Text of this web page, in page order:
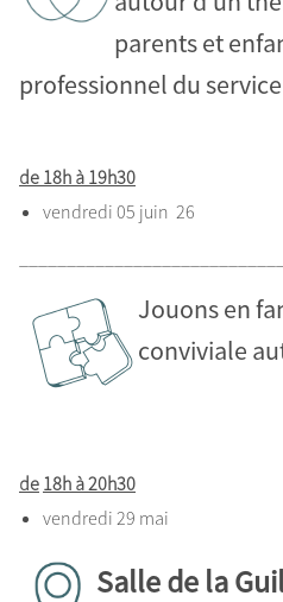
parents et
professionnel du
de 18h à 19h30
vendredi 05 juin 26
Jouons en
conviviale
de 18h à 20h30
vendredi 29 mai
Salle de la